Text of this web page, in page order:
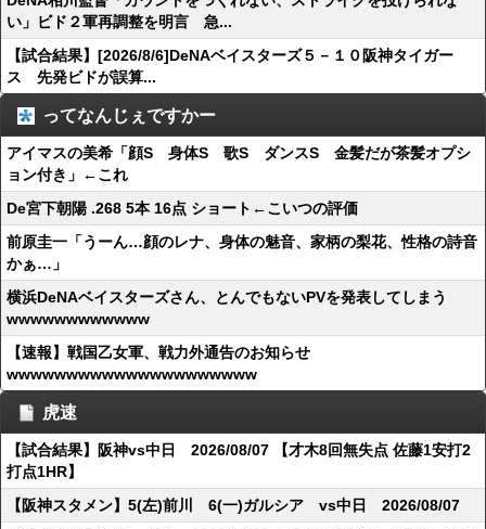
い」ビド２軍再調整を明言 急...
【試合結果】[2026/8/6]DeNAベイスターズ５－１０阪神タイガー
ス 先発ビドが誤算...
ってなんじぇですかー
アイマスの美希「顔S 身体S 歌S ダンスS 金髪だが茶髪オプシ
ョン付き」←これ
De宮下朝陽 .268 5本 16点 ショート←こいつの評価
前原圭一「うーん…顔のレナ、身体の魅音、家柄の梨花、性格の詩音
かぁ…」
横浜DeNAベイスターズさん、とんでもないPVを発表してしまう
wwwwwwwwwwww
【速報】戦国乙女軍、戦力外通告のお知らせ
wwwwwwwwwwwwwwwwwwwww
虎速
【試合結果】阪神vs中日 2026/08/07 【才木8回無失点 佐藤1安打2
打点1HR】
【阪神スタメン】5(左)前川 6(一)ガルシア vs中日 2026/08/07